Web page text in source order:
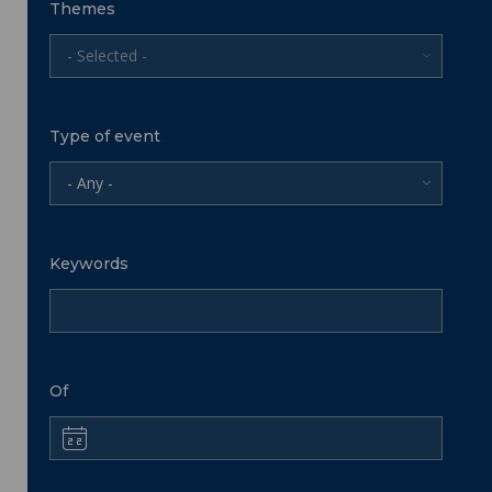
Themes
- Selected -
Type of event
- Any -
Keywords
Of